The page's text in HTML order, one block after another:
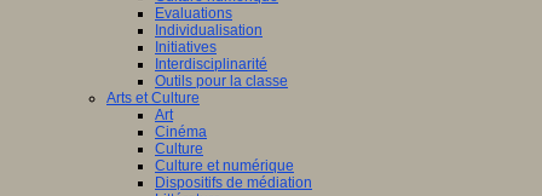
Evaluations
Individualisation
Initiatives
Interdisciplinarité
Outils pour la classe
Arts et Culture
Art
Cinéma
Culture
Culture et numérique
Dispositifs de médiation